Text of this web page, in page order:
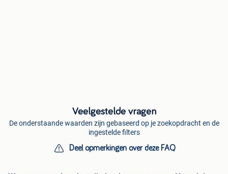
Veelgestelde vragen
De onderstaande waarden zijn gebaseerd op je zoekopdracht en de
ingestelde filters
Deel opmerkingen over deze FAQ